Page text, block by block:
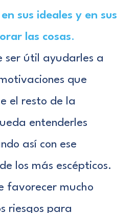
sus ideales y en sus
las cosas.
ser útil ayudarles a
que
el resto de la
entenderles
así con ese
los más escépticos.
favorecer mucho
riesgos para